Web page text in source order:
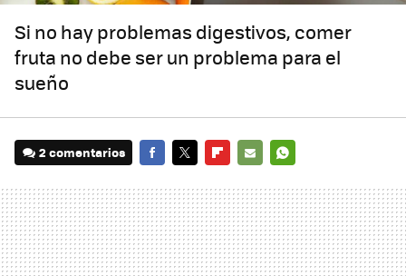
Si no hay problemas digestivos, comer
fruta no debe ser un problema para el
sueño
2 comentarios
MAIL